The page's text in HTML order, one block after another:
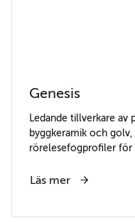
Genesis
Ledande tillverkare
byggkeramik och
rörelesefogprofiler
Läs mer